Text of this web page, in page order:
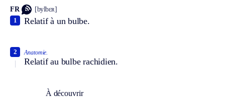
FR [bylbɛʀ]
Relatif à un bulbe.
1
Anatomie.
Relatif au bulbe rachidien.
2
À découvrir